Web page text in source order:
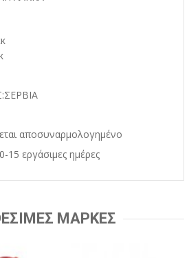
αποσυναρμολογημένο
15 εργάσιμες ημέρες
ΜΑΡΚΕΣ